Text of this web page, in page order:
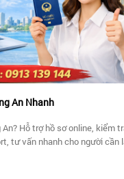
An Nhanh
Hỗ trợ hồ sơ online, kiểm
tư vấn nhanh cho người cần